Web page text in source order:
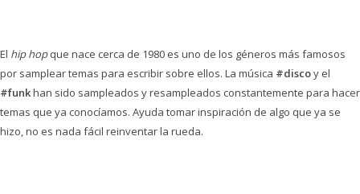
El hip hopque nace cerca de 1980 es uno de los géneros más famosos
por samplear temas para escribir sobre ellos. La música #discoy el
#funkhan sido sampleados y resampleados constantemente para hacer
temas que ya conocíamos. Ayuda tomar inspiración de algo que ya se
hizo, no es nada fácil reinventar la rueda.